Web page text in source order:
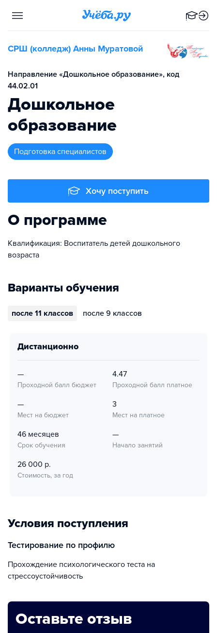
СРШ (колледж) Анны Муратовой
Направление «Дошкольное образование», код
44.02.01
Дошкольное
образование
подготовка специалистов
Хочу поступить
О программе
Квалификация: Воспитатель детей дошкольного
возраста
Варианты обучения
после 11 классов после 9 классов
дистанционно
—
Проходной балл бюджет
4.47
Проходной балл платное
—
Мест на бюджет
3
Мест на платное
46 месяцев
Срок обучения
—
Начало занятий
26 000 р.
Стоимость, за год
Условия поступления
тестирование по профилю
прохождение психологического теста на
стрессоустойчивость
Оставьте отзыв